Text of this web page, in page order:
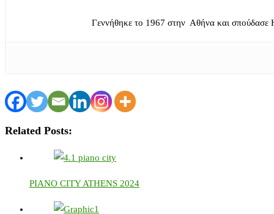
Γεννήθηκε το 1967 στην Αθήνα και σπούδασε
Related Posts:
PIANO CITY ATHENS 2024